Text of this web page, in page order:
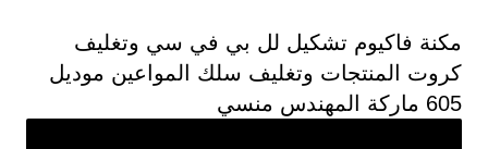
مكنة فاكيوم تشكيل لل بي في سي وتغليف
كروت المنتجات وتغليف سلك المواعين موديل
605 ماركة المهندس منسي